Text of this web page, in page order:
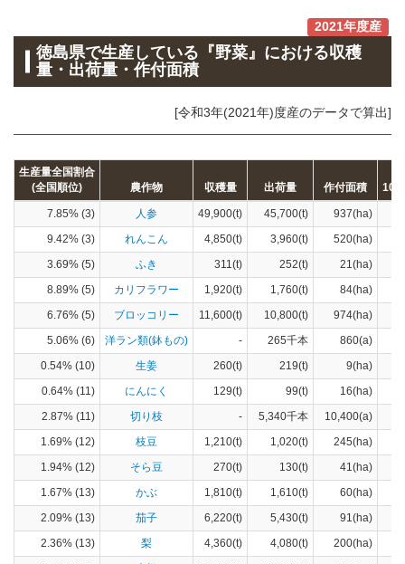
2021年度産
徳島県で生産している『野菜』における収穫
量・出荷量・作付面積
[令和3年(2021年)度産のデータで算出]
生産量全国割合
(全国順位)
農作物 収穫量 出荷量 作付面積 10
7.85% (3) 人参 49,900(t) 45,700(t)
937(ha)
9.42% (3)
れんこん 4,850(t) 3,960(t)
520(ha)
3.69% (5)
ふき 311(t) 252(t)
21(ha)
8.89% (5)
カリフラワー 1,920(t) 1,760(t)
84(ha)
6.76% (5)
ブロッコリー 11,600(t) 10,800(t)
974(ha)
5.06% (6)
洋ラン類(鉢もの) - 265千本
860(a)
0.54% (10)
生姜 260(t) 219(t)
9(ha)
0.64% (11)
にんにく 129(t) 99(t)
16(ha)
2.87% (11)
切り枝 - 5,340千本
10,400(a)
1.69% (12)
枝豆 1,210(t) 1,020(t)
245(ha)
1.94% (12)
そら豆 270(t) 130(t)
41(ha)
1.67% (13)
かぶ 1,810(t) 1,610(t)
60(ha)
2.09% (13)
茄子 6,220(t) 5,430(t)
91(ha)
2.36% (13)
梨 4,360(t) 4,080(t)
200(ha)